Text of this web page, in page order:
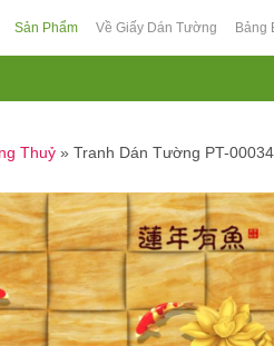
Sản Phẩm Về Giấy Dán Tường Bảng
Thuỷ » Tranh Dán Tường PT-00034